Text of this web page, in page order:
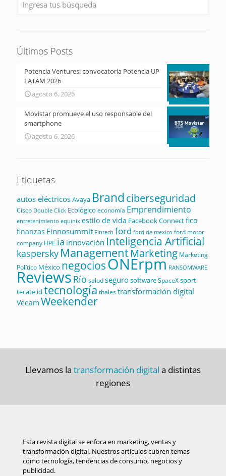
Últimos Posts
Potencia Ventures: convocatoria Potencia UP
LATAM 2026
agosto 6, 2026
Movistar promueve el uso responsable del
smartphone
agosto 6, 2026
Etiquetas
autos eléctricosAvaya Brandciberseguridad
Cisco Double Click Ecológico economía Emprendimiento
entretenimiento equinix estilo de vida Facebook Connectfico
finanzas Finnosummit Fintech ford ford de mexico ford motor
company HPE ia innovación Inteligencia Artificial
kaspersky ManagementMarketing Marketing
Político México negociosONErpm RANSOMWARE
Reviews Río saludsegurosoftwareSpaceXsport
tecate id tecnología thalestransformación digital
Veeam Weekender
Llevamos la transformación digital a distintas
regiones
Esta revista digital se enfoca en marketing, ventas y
transformación digital. Nuestros artículos cubren temas
como tecnología, tendencias de consumo, negocios y
publicidad.